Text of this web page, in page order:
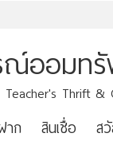
ออมทรั
Teacher's Thrift
าก สินเชื่อ ส